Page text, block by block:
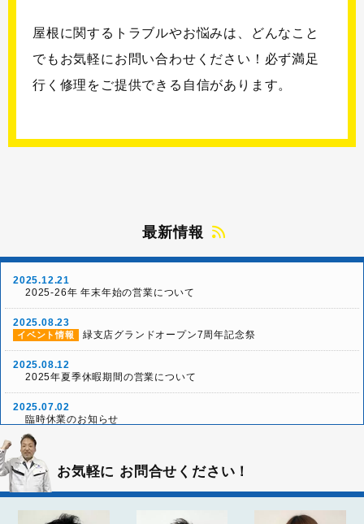
屋根に関するトラブルやお悩みは、どんなこと
でもお気軽にお問い合わせください！必ず満足
行く修理をご提供できる自信があります。
最新情報
2025.12.21
2025-26年 年末年始の営業について
2025.08.23
イベント情報 緑支店グランドオープン7周年記念祭
2025.08.12
2025年夏季休暇期間の営業について
2025.07.02
臨時休業のお知らせ
2025.05.24
イベント情報
ありがとうございました！
イベント情報 雨天決行！本社グランドオープン10周年リニューアル祭
お気軽に お問合せください！